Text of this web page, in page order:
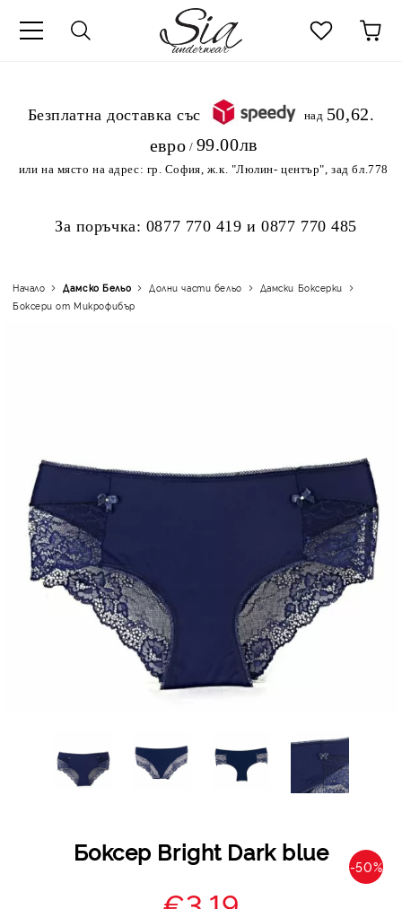
.Безплатна доставка със
над 50,62
евро / 99.00лв
или на място на адрес: гр. София, ж.к. "Люлин- център", зад бл.778
За поръчка: 0877 770 419 и0877 770 485
Начало Дамско Бельо Долни части бельо
Дамски Боксерки
Боксери от Микрофибър
Боксер Bright Dark blue
-50%